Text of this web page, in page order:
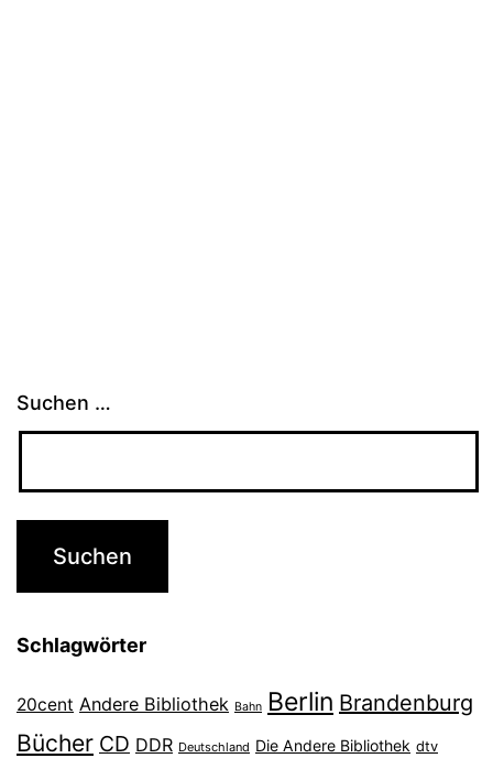
Suchen …
Schlagwörter
20cent Andere Bibliothek Bahn Berlin Brandenburg
Bücher CD DDR Deutschland Die Andere Bibliothek dtv